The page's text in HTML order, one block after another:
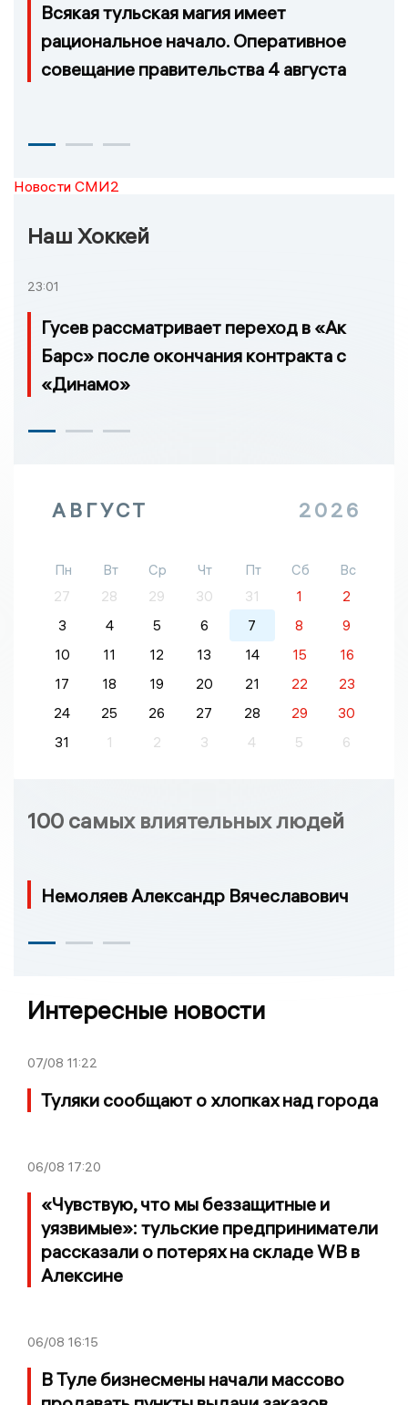
Всякая тульская магия имеет
рациональное начало. Оперативное
совещание правительства 4 августа
Новости СМИ2
Наш Хоккей
23:01
Гусев рассматривает переход в «Ак
Барс» после окончания контракта с
«Динамо»
АВГУСТ 2026
Пн Вт Ср Чт Пт Сб
Вс
27
28 29 30 31 1
2
3
4 5 6 7 8
9
10
11 12 13 14 15
16
17
18 19 20 21 22
23
24
25 26 27 28 29
30
31
1 2 3 4 5 6
100 самых влиятельных людей
Немоляев Александр Вячеславович
Интересные новости
07/08 11:22
Туляки сообщают о хлопках над города
06/08 17:20
«Чувствую, что мы беззащитные и
уязвимые»: тульские предприниматели
рассказали о потерях на складе WB в
Алексине
06/08 16:15
В Туле бизнесмены начали массово